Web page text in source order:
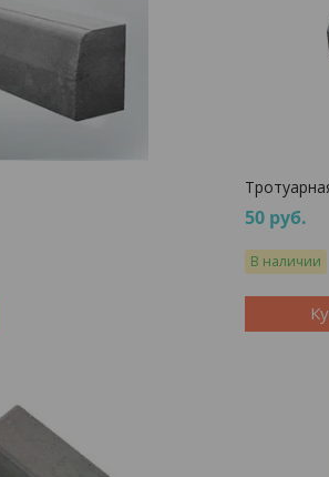
50 руб.
В наличии